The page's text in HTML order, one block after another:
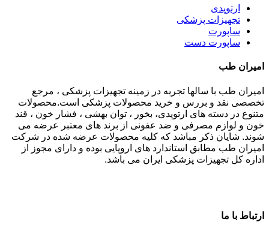
ارتوپدی
تجهیزات پزشکی
ساپورت
ساپورت دست
امیران طب
امیران طب با سالها تجربه در زمینه تجهیزات پزشکی ، مرجع
تخصصی نقد و بررس و خرید محصولات پزشکی است.محصولات
متنوع در دسته های ارتوپدی، بخور ، توان بهشی ، فشار خون ، قند
خون و لوازم مصرفی و ضد عفونی از برند های معتبر عرضه می
شوند. شایان ذکر مباشد که کلیه محصولات عرضه شده در شرکت
امیران طب مطابق استاندارد های اروپایی بوده و دارای مجوز از
اداره کل تجهیزات پزشکی ایران می باشد.
ارتباط با ما